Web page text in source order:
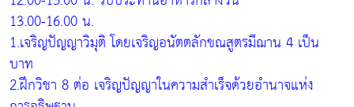
13.00-16.00 น.
1.เจริญปัญญาวิมุติ โดยเจริญอนัตตลักขณสูตรมีฌาน 4 เป็น
บาท
2.ฝึกวิชา 8 ต่อ เจริญปัญญาในความสำเร็จด้วยอำนาจแห่ง